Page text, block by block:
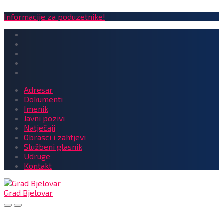
Informacije za poduzetnike!
Adresar
Dokumenti
Imenik
Javni pozivi
Natječaji
Obrasci i zahtjevi
Službeni glasnik
Udruge
Kontakt
Grad Bjelovar